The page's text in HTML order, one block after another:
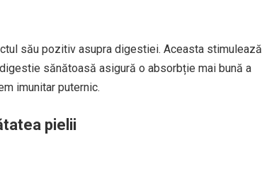
său pozitiv asupra digestiei. Aceasta stimulează
sănătoasă asigură o absorbție mai bună a
imunitar puternic.
pielii